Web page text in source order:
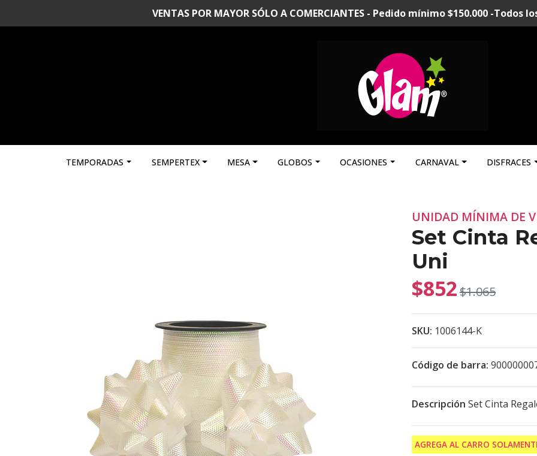
VENTAS POR MAYOR SÓLO A COMERCIANTES - Pedido mínimo $150.000 -Todos
TEMPORADAS SEMPERTEX MESA GLOBOS OCASIONES CARNAVAL DISFRACES
UNIDAD MÍNIMA DE
Set Cinta
Uni
$852$1.065
SKU: 1006144-K
Código de barra:
Descripción Set Cinta
AGREGA AL CARRO